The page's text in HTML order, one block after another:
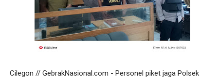
Cilegon // GebrakNasional.com - Personel piket jaga Polsek